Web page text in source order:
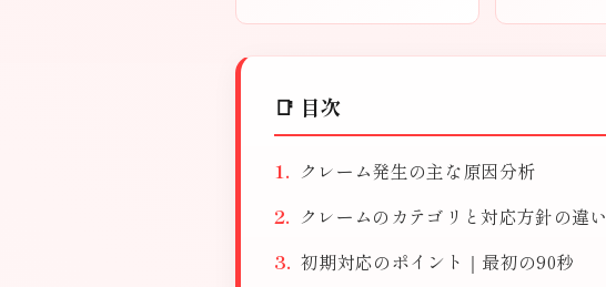
📑 目次
クレーム発生の主な原因分析
クレームのカテゴリと対応方針の違い
初期対応のポイント｜最初の90秒